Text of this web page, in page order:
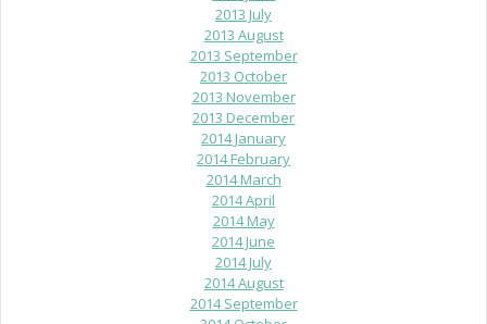
2013 July
2013 August
2013 September
2013 October
2013 November
2013 December
2014 January
2014 February
2014 March
2014 April
2014 May
2014 June
2014 July
2014 August
2014 September